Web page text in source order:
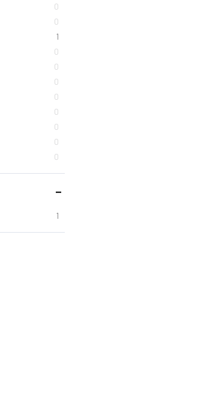
0
0
1
0
0
0
0
0
0
0
0
1